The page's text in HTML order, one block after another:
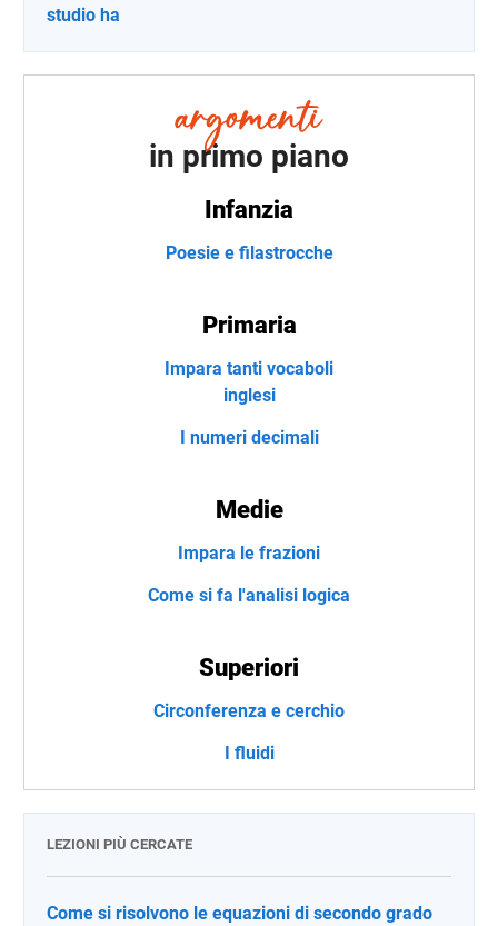
studio ha
in primo piano
Infanzia
Poesie e filastrocche
Primaria
Impara tanti vocaboli
inglesi
I numeri decimali
Medie
Impara le frazioni
Come si fa l'analisi logica
Superiori
Circonferenza e cerchio
I fluidi
LEZIONI PIÙ CERCATE
Come si risolvono le equazioni di secondo grado